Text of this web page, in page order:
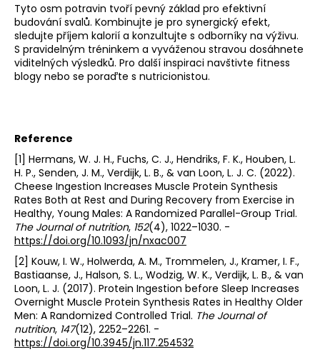
Tyto osm potravin tvoří pevný základ pro efektivní
budování svalů. Kombinujte je pro synergický efekt,
sledujte příjem kalorií a konzultujte s odborníky na výživu.
S pravidelným tréninkem a vyváženou stravou dosáhnete
viditelných výsledků. Pro další inspiraci navštivte fitness
blogy nebo se poraďte s nutricionistou.
Reference
[1] Hermans, W. J. H., Fuchs, C. J., Hendriks, F. K., Houben, L.
H. P., Senden, J. M., Verdijk, L. B., & van Loon, L. J. C. (2022).
Cheese Ingestion Increases Muscle Protein Synthesis
Rates Both at Rest and During Recovery from Exercise in
Healthy, Young Males: A Randomized Parallel-Group Trial.
The Journal of nutrition, 152(4), 1022–1030. -
https://doi.org/10.1093/jn/nxac007
[2] Kouw, I. W., Holwerda, A. M., Trommelen, J., Kramer, I. F.,
Bastiaanse, J., Halson, S. L., Wodzig, W. K., Verdijk, L. B., & van
Loon, L. J. (2017). Protein Ingestion before Sleep Increases
Overnight Muscle Protein Synthesis Rates in Healthy Older
Men: A Randomized Controlled Trial. The Journal of
nutrition, 147(12), 2252–2261. -
https://doi.org/10.3945/jn.117.254532